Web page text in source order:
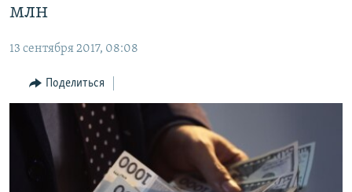
главной
навигации
Вернутся
поиску
ТАДЖИКИСТАН
ҚАЗАҚША
КЫРГЫЗЧА
ЎЗБЕКЧА
ТОҶИКӢ
Все сайты РСЕ/РС
млн
13 сентября 2017, 08:08
Поделиться